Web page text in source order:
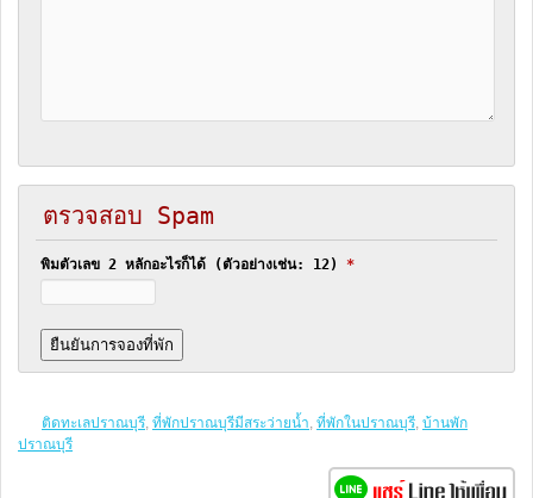
ตรวจสอบ Spam
พิมตัวเลข 2 หลักอะไรก็ได้ (ตัวอย่างเช่น: 12) *
ติดทะเลปราณบุรี, ที่พักปราณบุรีมีสระว่ายน้ำ, ที่พักในปราณบุรี, บ้านพัก
ปราณบุรี